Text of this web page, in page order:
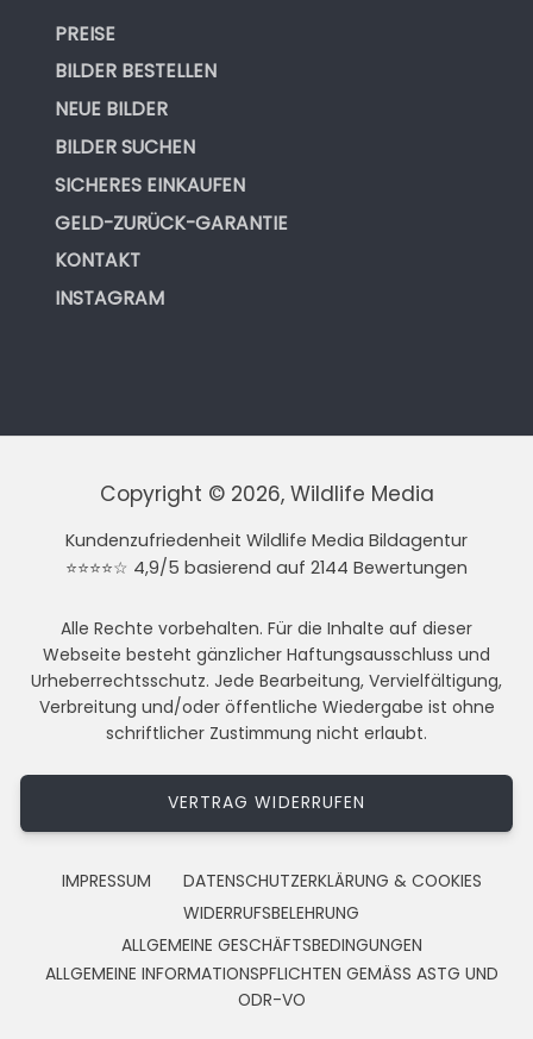
PREISE
BILDER BESTELLEN
NEUE BILDER
BILDER SUCHEN
SICHERES EINKAUFEN
GELD-ZURÜCK-GARANTIE
KONTAKT
INSTAGRAM
Copyright © 2026, Wildlife Media
Kundenzufriedenheit Wildlife Media Bildagentur
⭐⭐⭐⭐☆ 4,9/5 basierend auf 2144 Bewertungen
Alle Rechte vorbehalten. Für die Inhalte auf dieser
Webseite besteht gänzlicher Haftungsausschluss und
Urheberrechtsschutz. Jede Bearbeitung, Vervielfältigung,
Verbreitung und/oder öffentliche Wiedergabe ist ohne
schriftlicher Zustimmung nicht erlaubt.
VERTRAG WIDERRUFEN
IMPRESSUM
DATENSCHUTZERKLÄRUNG & COOKIES
WIDERRUFSBELEHRUNG
ALLGEMEINE GESCHÄFTSBEDINGUNGEN
ALLGEMEINE INFORMATIONSPFLICHTEN GEMÄSS ASTG UND
ODR-VO